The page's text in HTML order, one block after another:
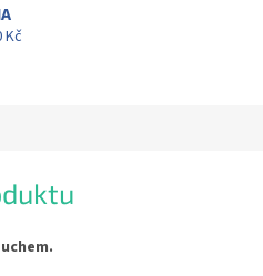
Kč